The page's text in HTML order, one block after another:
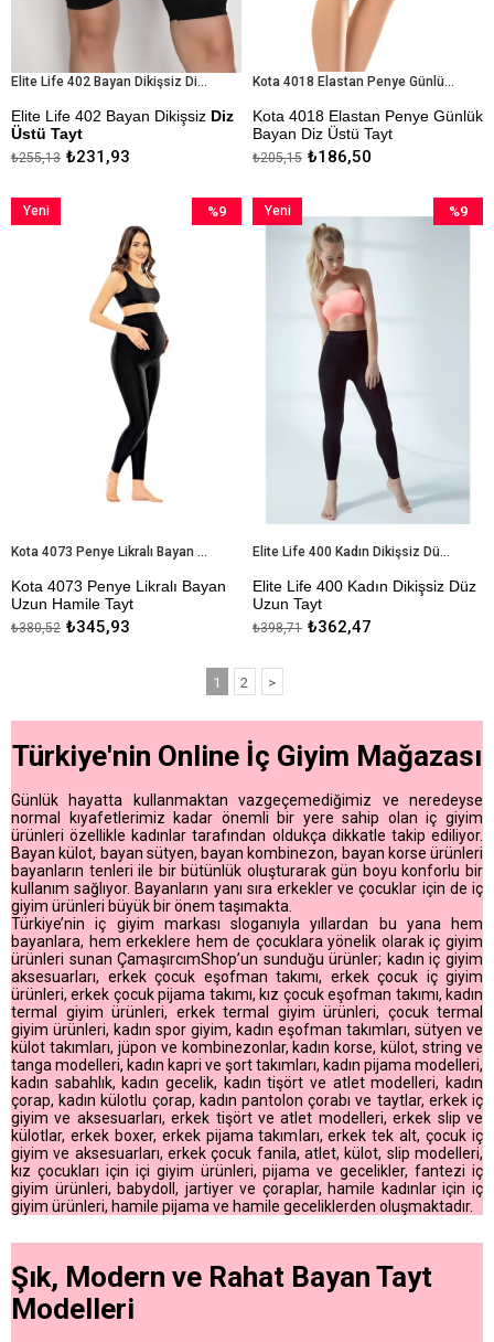
Elite Life 402 Bayan Dikişsiz Diz Üstü Tayt
Elite Life 402 Bayan Dikişsiz Diz
Üstü Tayt
Dikişsiz
İz Yapmaz
Kapıda Ödeme Seçeneği
₺231,93
₺255,13
Kota 4018 Elastan Penye Günlük Bayan Diz Üstü Tayt
Kota 4018 Elastan Penye Günlük
Bayan Diz Üstü Tayt
Kapıda Ödeme Seçeneği
₺186,50
₺205,15
Kota 4073 Penye Likralı Bayan Uzun Hamile Tayt
Kota 4073 Penye Likralı Bayan
Uzun Hamile Tayt
Kapıda Ödeme Seçeneği
₺345,93
₺380,52
%9
Yeni
Elite Life 400 Kadın Dikişsiz Düz Uzun Tayt
Elite Life 400 Kadın Dikişsiz Düz
Uzun Tayt
Dikişsiz
İz Yapmaz
Kapıda Ödeme Seçeneği
₺362,47
₺398,71
%9
Yeni
1 2 >
Türkiye'nin Online İç Giyim Mağazası
Günlük hayatta kullanmaktan vazgeçemediğimiz ve neredeyse
normal kıyafetlerimiz kadar önemli bir yere sahip olan iç giyim
ürünleri özellikle kadınlar tarafından oldukça dikkatle takip ediliyor.
Bayan külot, bayan sütyen, bayan kombinezon, bayan korse ürünleri
bayanların tenleri ile bir bütünlük oluşturarak gün boyu konforlu bir
kullanım sağlıyor. Bayanların yanı sıra erkekler ve çocuklar için de iç
giyim ürünleri büyük bir önem taşımakta.
Türkiye’nin iç giyim markası sloganıyla yıllardan bu yana hem
bayanlara, hem erkeklere hem de çocuklara yönelik olarak iç giyim
ürünleri sunan ÇamaşırcımShop’un sunduğu ürünler; kadın iç giyim
aksesuarları, erkek çocuk eşofman takımı, erkek çocuk iç giyim
ürünleri, erkek çocuk pijama takımı, kız çocuk eşofman takımı, kadın
termal giyim ürünleri, erkek termal giyim ürünleri, çocuk termal
giyim ürünleri, kadın spor giyim, kadın eşofman takımları, sütyen ve
külot takımları, jüpon ve kombinezonlar, kadın korse, külot, string ve
tanga modelleri, kadın kapri ve şort takımları, kadın pijama modelleri,
kadın sabahlık, kadın gecelik, kadın tişört ve atlet modelleri, kadın
çorap, kadın külotlu çorap, kadın pantolon çorabı ve taytlar, erkek iç
giyim ve aksesuarları, erkek tişört ve atlet modelleri, erkek slip ve
külotlar, erkek boxer, erkek pijama takımları, erkek tek alt, çocuk iç
giyim ve aksesuarları, erkek çocuk fanila, atlet, külot, slip modelleri,
kız çocukları için içi giyim ürünleri, pijama ve gecelikler, fantezi iç
giyim ürünleri, babydoll, jartiyer ve çoraplar, hamile kadınlar için iç
giyim ürünleri, hamile pijama ve hamile geceliklerden oluşmaktadır.
Şık, Modern ve Rahat Bayan Tayt
Modelleri